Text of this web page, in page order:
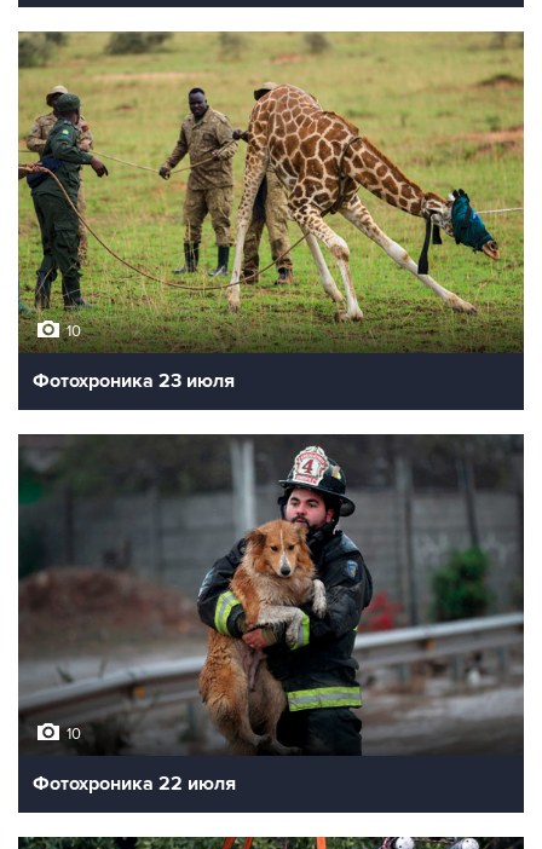
10
Фотохроника 23 июля
10
Фотохроника 22 июля